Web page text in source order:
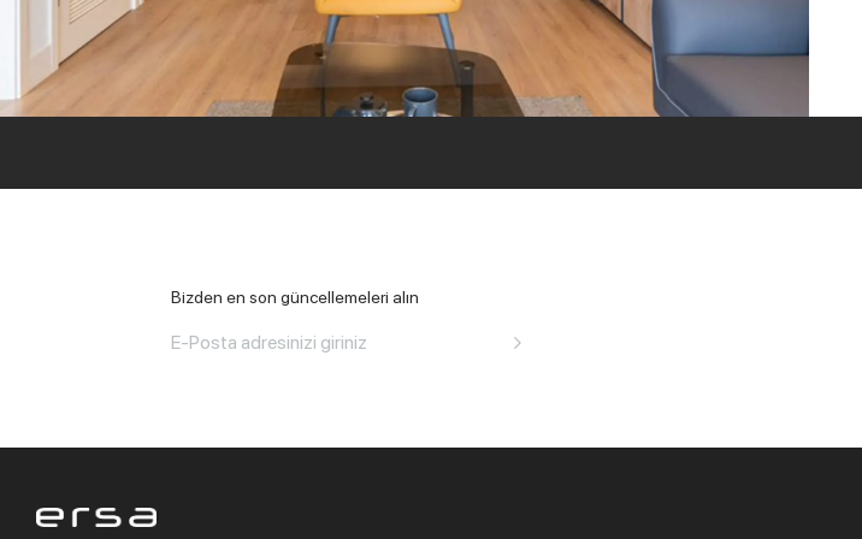
Tüm Ofis
Bizden en son güncellemeleri alın